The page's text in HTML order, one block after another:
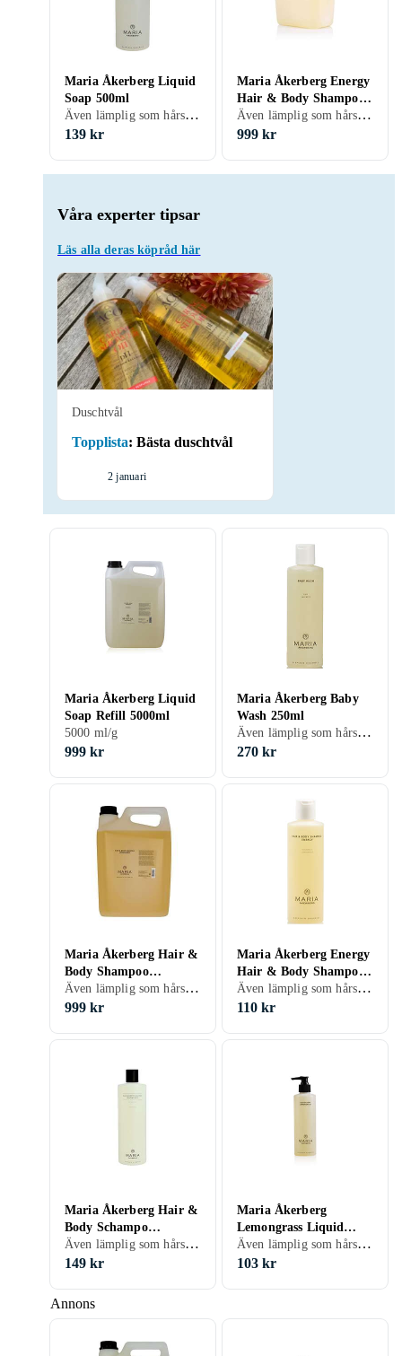
Annons
Våra experter tipsar
Läs alla deras köpråd här
Duschtvål
Topplista: Bästa duschtvål
2 januari
Maria Åkerberg Liquid
Soap 500ml
Även lämplig som hårschampo, Vuxen, 500 ml/g
139 kr
Maria Åkerberg Energy
Hair & Body Shampoo
Refill 5000ml
Även lämplig som hårschampo, Vuxen, 5000 ml/g
999 kr
Maria Åkerberg Liquid
Soap Refill 5000ml
5000 ml/g
999 kr
Maria Åkerberg Baby
Wash 250ml
Även lämplig som hårschampo, Barn, 250 ml/g
270 kr
Maria Åkerberg Hair &
Body Shampoo
Lemongrass 5l
Även lämplig som hårschampo
999 kr
Maria Åkerberg Energy
Hair & Body Shampoo
250ml
Även lämplig som hårschampo, Vuxen, 250 ml/g
110 kr
Maria Åkerberg Hair &
Body Schampo
Lemongrass 500ml
Även lämplig som hårschampo, 500 ml/g
149 kr
Maria Åkerberg
Lemongrass Liquid
Soap 250ml
Även lämplig som hårschampo, Vuxen, 250 ml/g
103 kr